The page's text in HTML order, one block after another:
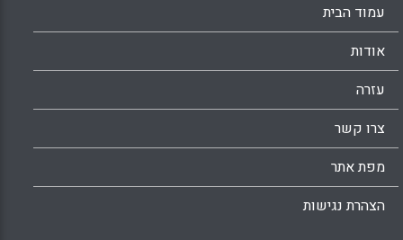
עמוד הבית
אודות
עזרה
צרו קשר
מפת אתר
הצהרת נגישות